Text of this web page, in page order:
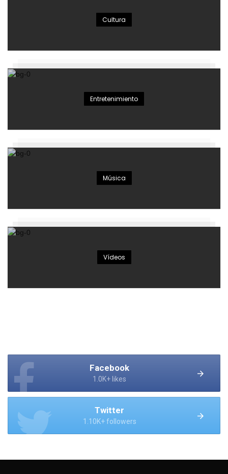
Cultura
Entretenimiento
Música
Vídeos
Facebook
1.0K+ likes
Twitter
1.10K+ followers